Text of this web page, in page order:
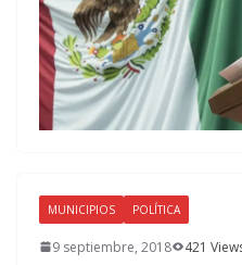
MUNICIPIOS POLÍTICA
9 septiembre, 2018 421